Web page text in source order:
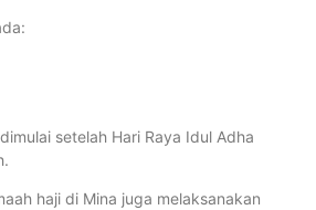
setelah Hari Raya Idul Adha
haji di Mina juga melaksanakan